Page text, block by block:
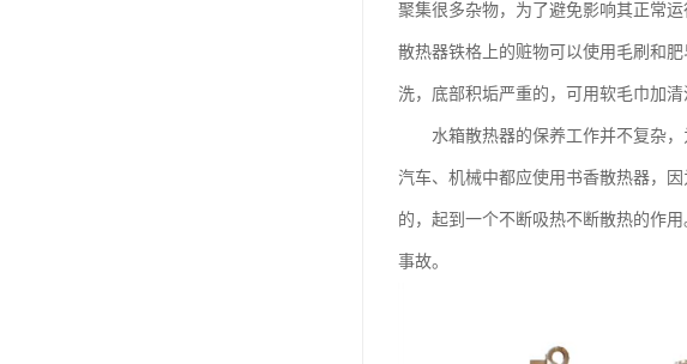
聚集很多杂物，为了避免影响其正常运
散热器铁格上的赃物可以使用毛刷和
洗，底部积垢严重的，可用软毛巾加
水箱散热器的保养工作并不复杂，
汽车、机械中都应使用书香散热器，
的，起到一个不断吸热不断散热的作
事故。